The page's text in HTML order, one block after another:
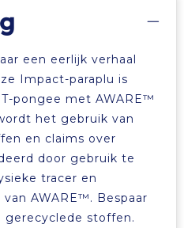
een eerlijk verhaal
Impact-paraplu is
pongee met AWARE™
het gebruik van
en claims over
door gebruik te
tracer en
AWARE™. Bespaar
stoffen.